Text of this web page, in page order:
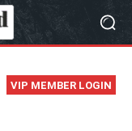
VIP MEMBER LOGIN